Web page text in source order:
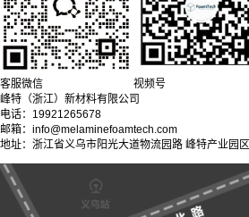
客服微信 视频号
峰特（浙江）新材料有限公司
电话：19921265678
邮箱：info@melaminefoamtech.com
地址：浙江省义乌市阳光大道物流园路 峰特产业园区